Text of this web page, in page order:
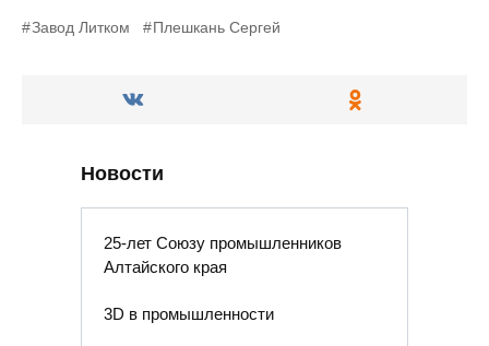
Завод Литком Плешкань Сергей
Новости
25-лет Союзу промышленников
Алтайского края
3D в промышленности